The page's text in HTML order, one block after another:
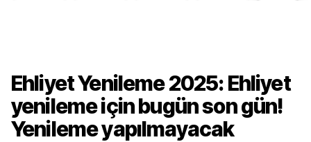
Ehliyet Yenileme 2025: Ehliyet
yenileme için bugün son gün!
Yenileme yapılmayacak